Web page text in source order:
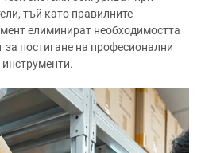
тъй като правилните
елиминират необходимостта
за постигане на професионални
инструменти.